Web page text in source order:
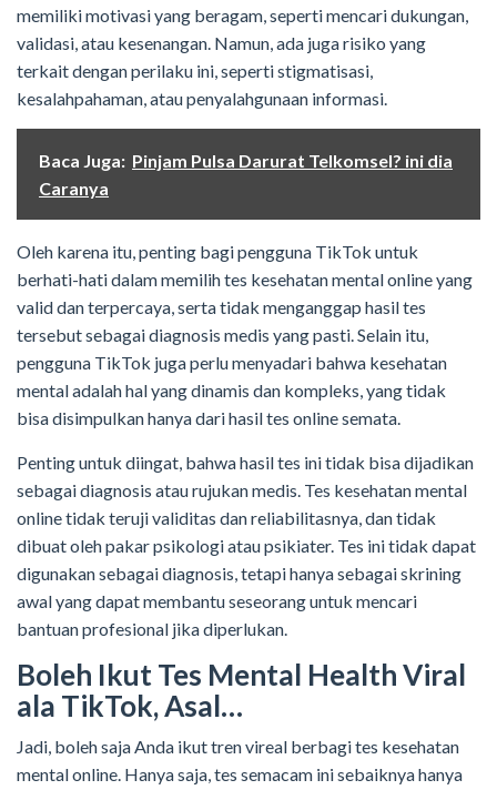
memiliki motivasi yang beragam, seperti mencari dukungan,
validasi, atau kesenangan. Namun, ada juga risiko yang
terkait dengan perilaku ini, seperti stigmatisasi,
kesalahpahaman, atau penyalahgunaan informasi.
Baca Juga: Pinjam Pulsa Darurat Telkomsel? ini dia
Caranya
Oleh karena itu, penting bagi pengguna TikTok untuk
berhati-hati dalam memilih tes kesehatan mental online yang
valid dan terpercaya, serta tidak menganggap hasil tes
tersebut sebagai diagnosis medis yang pasti. Selain itu,
pengguna TikTok juga perlu menyadari bahwa kesehatan
mental adalah hal yang dinamis dan kompleks, yang tidak
bisa disimpulkan hanya dari hasil tes online semata.
Penting untuk diingat, bahwa hasil tes ini tidak bisa dijadikan
sebagai diagnosis atau rujukan medis. Tes kesehatan mental
online tidak teruji validitas dan reliabilitasnya, dan tidak
dibuat oleh pakar psikologi atau psikiater. Tes ini tidak dapat
digunakan sebagai diagnosis, tetapi hanya sebagai skrining
awal yang dapat membantu seseorang untuk mencari
bantuan profesional jika diperlukan.
Boleh Ikut Tes Mental Health Viral
ala TikTok, Asal…
Jadi, boleh saja Anda ikut tren vireal berbagi tes kesehatan
mental online. Hanya saja, tes semacam ini sebaiknya hanya